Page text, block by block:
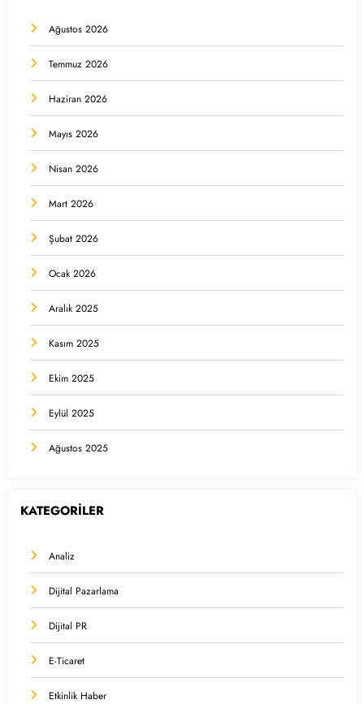
Ağustos 2026
Temmuz 2026
Haziran 2026
Mayıs 2026
Nisan 2026
Mart 2026
Şubat 2026
Ocak 2026
Aralık 2025
Kasım 2025
Ekim 2025
Eylül 2025
Ağustos 2025
KATEGORİLER
Analiz
Dijital Pazarlama
Dijital PR
E-Ticaret
Etkinlik Haber